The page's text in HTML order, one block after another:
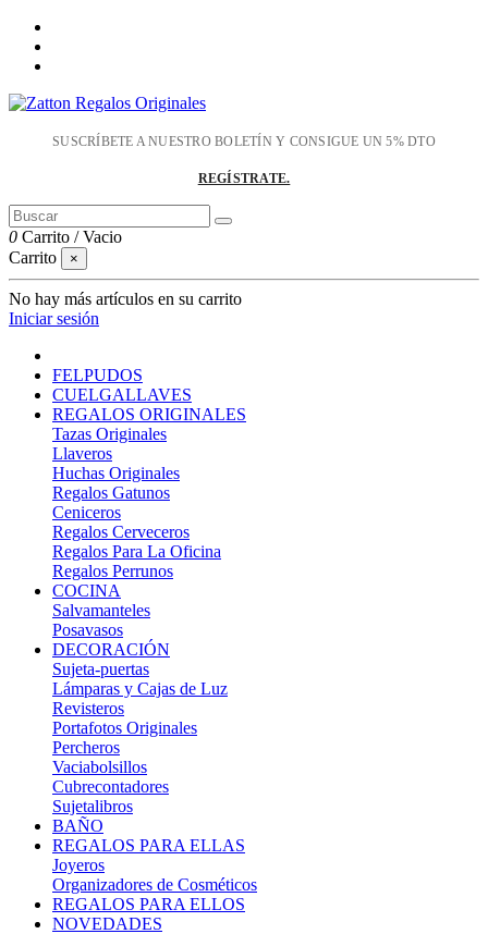
SUSCRÍBETE A NUESTRO BOLETÍN Y CONSIGUE UN 5% DTO
REGÍSTRATE.
0 Carrito /Vacio
Carrito
×
No hay más artículos en su carrito
Iniciar sesión
FELPUDOS
CUELGALLAVES
REGALOS ORIGINALES
Tazas Originales
Llaveros
Huchas Originales
Regalos Gatunos
Ceniceros
Regalos Cerveceros
Regalos Para La Oficina
Regalos Perrunos
COCINA
Salvamanteles
Posavasos
DECORACIÓN
Sujeta-puertas
Lámparas y Cajas de Luz
Revisteros
Portafotos Originales
Percheros
Vaciabolsillos
Cubrecontadores
Sujetalibros
BAÑO
REGALOS PARA ELLAS
Joyeros
Organizadores de Cosméticos
REGALOS PARA ELLOS
NOVEDADES